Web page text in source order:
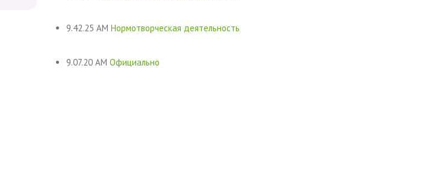
9.42.25 AM Нормотворческая деятельность
9.07.20 AM Официально